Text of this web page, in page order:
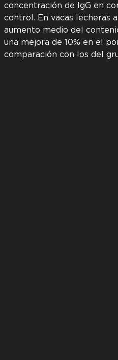
concentración de IgG en
control. En vacas lecheras
aumento medio del
una mejora de 10% en el
comparación con los del